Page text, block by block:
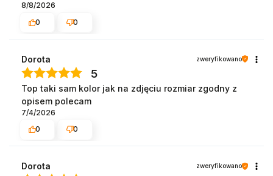
8/8/2026
0
0
Dorota zweryfikowano
5
Top taki sam kolor jak na zdjęciu rozmiar zgodny z
opisem polecam
7/4/2026
0
0
Dorota zweryfikowano